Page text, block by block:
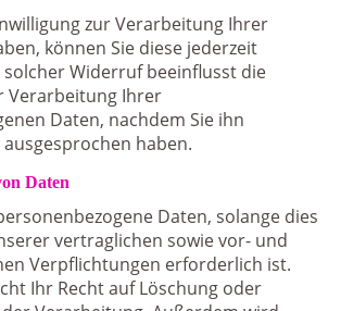
zur Verarbeitung Ihrer
können Sie diese jederzeit
Widerruf beeinflusst die
Verarbeitung Ihrer
Daten, nachdem Sie ihn
haben.
Daten
Daten, solange dies
vertraglichen sowie vor- und
Verpflichtungen erforderlich ist.
Ihr Recht auf Löschung oder